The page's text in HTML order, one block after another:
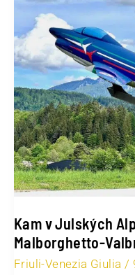
Kam v Julských
Malborghetto-
Friuli-Venezia Giulia /
Alpách?
Objevte
Malborghetto-
Valbruna
a
údolí
Val
Saisera